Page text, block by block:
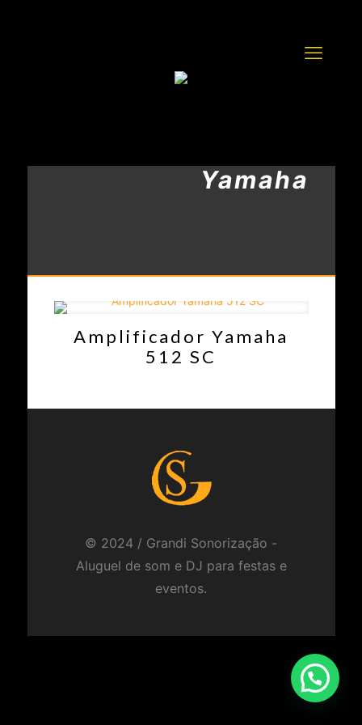
Yamaha
Amplificador Yamaha
512 SC
© 2024 / Grandi Sonorização -
Aluguel de som e DJ para festas e
eventos.